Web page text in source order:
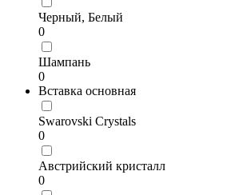
Черный, Белый
0
Шампань
0
Вставка основная
Swarovski Crystals
0
Австрийский кристалл
0